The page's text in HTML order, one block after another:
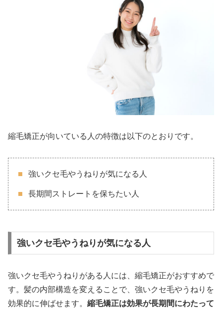
縮毛矯正が向いている人の特徴は以下のとおりです。
強いクセ毛やうねりが気になる人
長期間ストレートを保ちたい人
強いクセ毛やうねりが気になる人
強いクセ毛やうねりがある人には、縮毛矯正がおすすめで
す。髪の内部構造を変えることで、強いクセ毛やうねりを
効果的に伸ばせます。 縮毛矯正は効果が長期間にわたって